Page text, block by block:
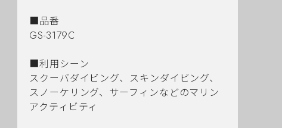
■品番
GS-3179C
■利用シーン
スクーバダイビング、スキンダイビング、
スノーケリング、サーフィンなどのマリン
アクティビティ